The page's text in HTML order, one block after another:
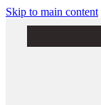
Skip to main content